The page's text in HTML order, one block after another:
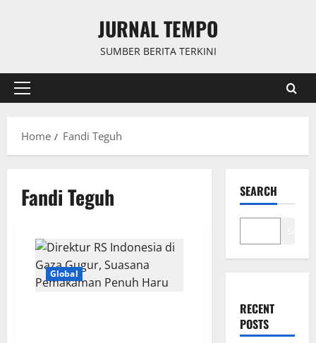
JURNAL TEMPO
SUMBER BERITA TERKINI
Primary
Home
Fandi Teguh
Fandi Teguh
Global
SEARCH
RECENT
POSTS